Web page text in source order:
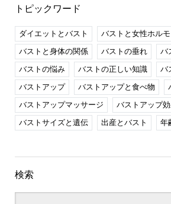
トピックワード
ダイエットとバスト
バストと女性ホル
バストと身体の関係
バストの垂れ
バ
バストの悩み
バストの正しい知識
バ
バストアップ
バストアップと食べ物
バストアップマッサージ
バストアップ
バストサイズと遺伝
出産とバスト 年
検索